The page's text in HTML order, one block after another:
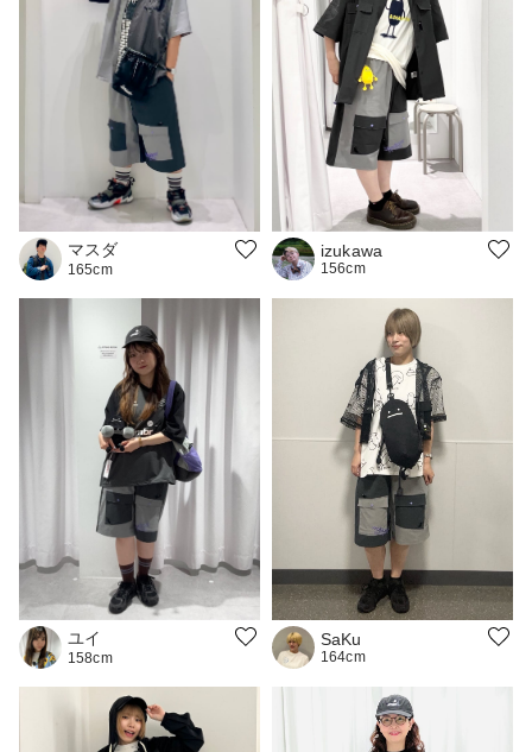
マスダ
165cm
izukawa
156cm
ユイ
158cm
SaKu
164cm